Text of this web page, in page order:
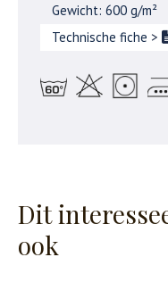
Gewicht: 600 g/m²
Technische fiche >
Dit
ook